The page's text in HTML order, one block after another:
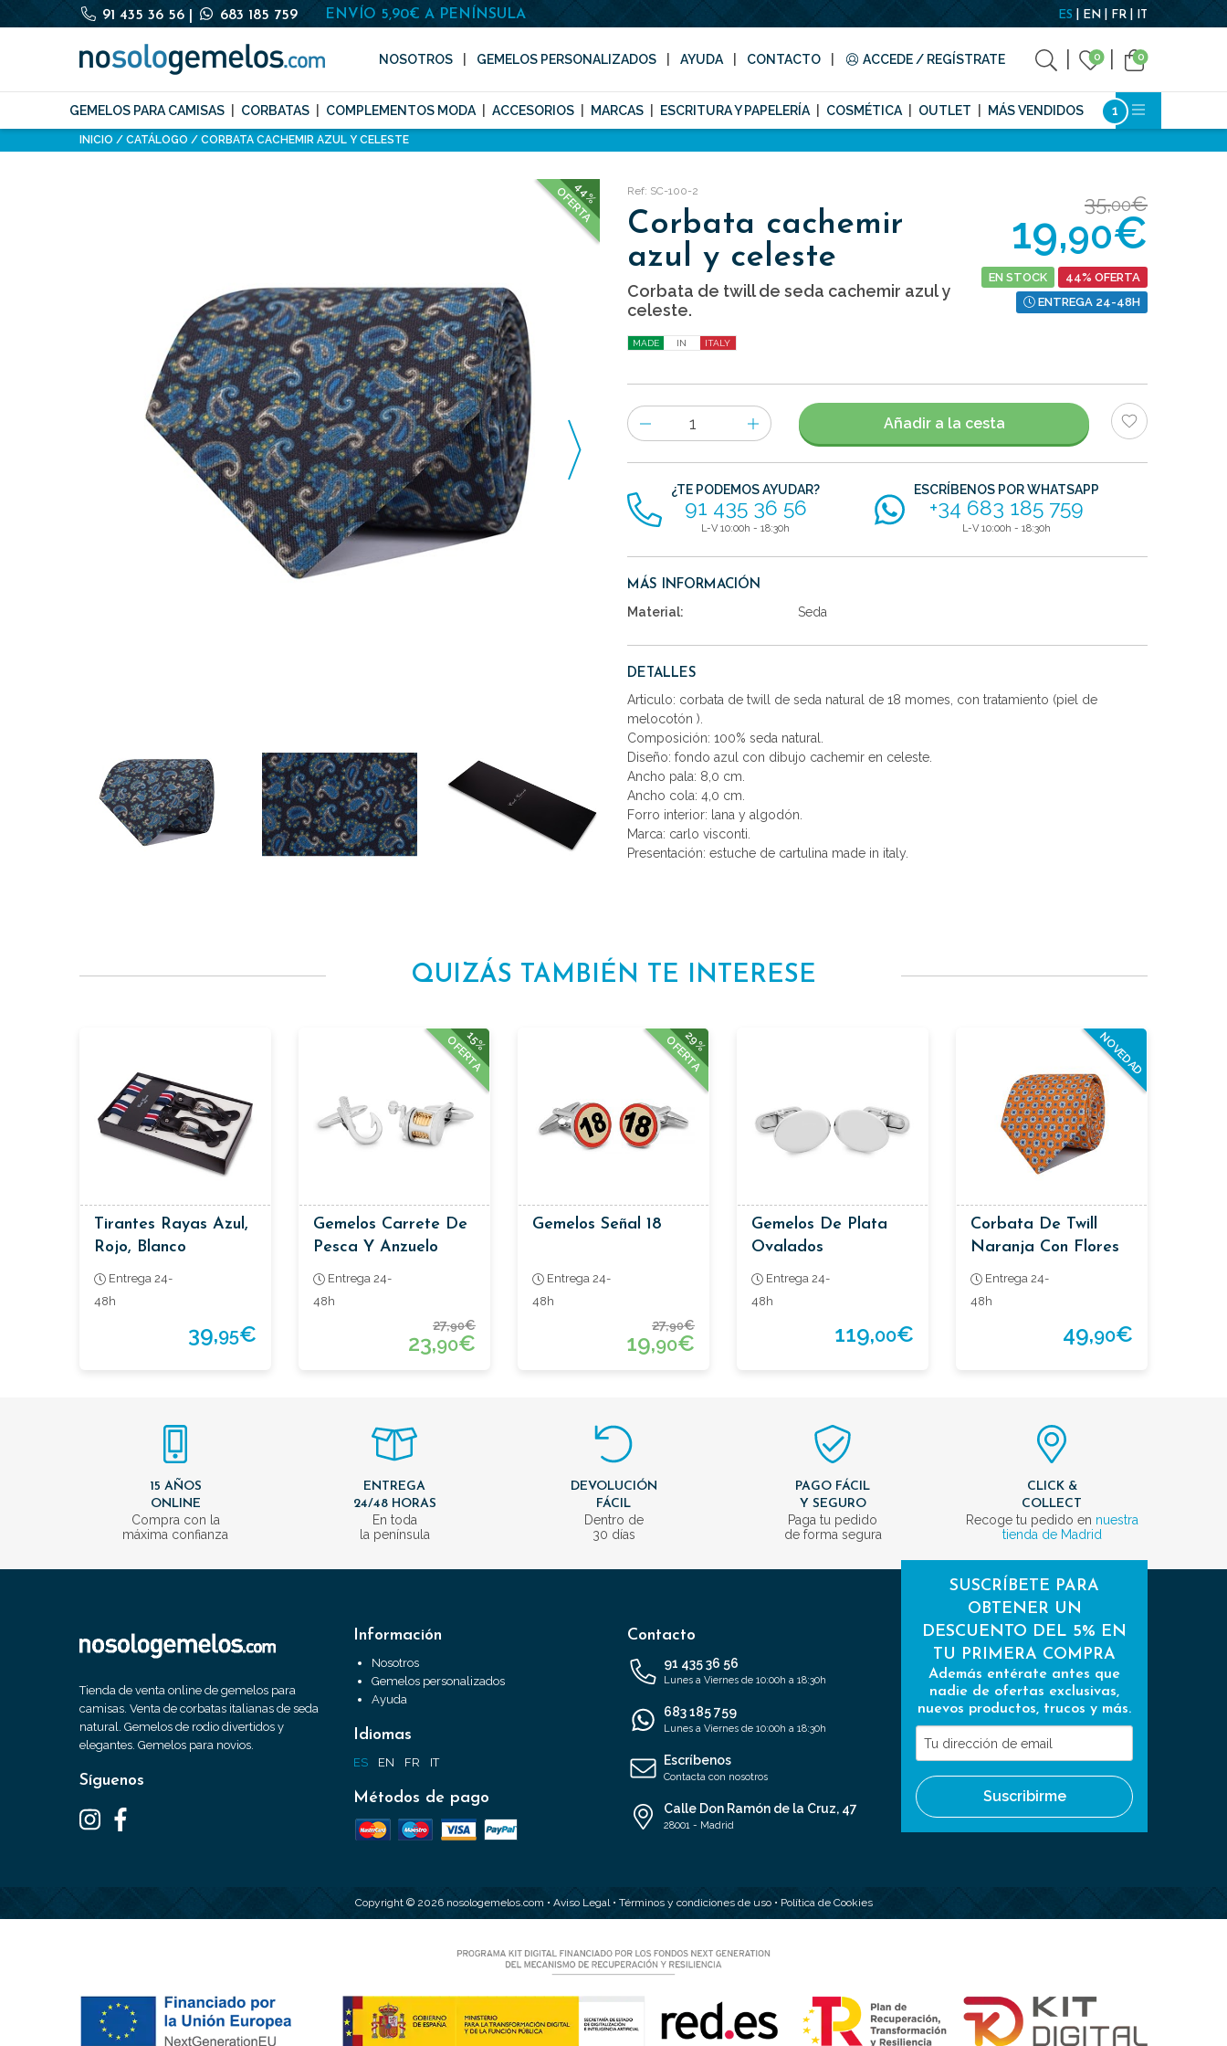
91 435 36 56 683 185 759 ENVÍO 5,90€ A PENÍNSULA ES EN FR IT
NOSOTROS GEMELOS PERSONALIZADOS AYUDA CONTACTO ACCEDE / REGÍSTRATE 0 0
GEMELOS PARA CAMISAS CORBATAS COMPLEMENTOS MODA ACCESORIOS MARCAS ESCRITURA Y PAPELERÍA COSMÉTICA OUTLET MÁS VENDIDOS
INICIO CATÁLOGO CORBATA CACHEMIR AZUL Y CELESTE
44%
OFERTA Ref: SC-100-2
Corbata cachemir
azul y celeste
Corbata de twill de seda cachemir azul y
celeste.
MADE IN ITALY
35,00€
19,90€
EN STOCK
44% OFERTA
ENTREGA 24-48H
Número
de
artículos
Añadir a la cesta
¿TE PODEMOS AYUDAR?
91 435 36 56
L-V 10:00h - 18:30h
ESCRÍBENOS POR WHATSAPP
+34 683 185 759
L-V 10:00h - 18:30h
MÁS INFORMACIÓN
Material: Seda
DETALLES
Articulo: corbata de twill de seda natural de 18 momes, con tratamiento (piel de
melocotón ).
Composición: 100% seda natural.
Diseño: fondo azul con dibujo cachemir en celeste.
Ancho pala: 8,0 cm.
Ancho cola: 4,0 cm.
Forro interior: lana y algodón.
Marca: carlo visconti.
Presentación: estuche de cartulina made in italy.
QUIZÁS TAMBIÉN TE INTERESE
Tirantes Rayas Azul,
Rojo, Blanco
Entrega 24-
48h
39,95€
15%
OFERTA
Gemelos Carrete De
Pesca Y Anzuelo
Entrega 24-
48h
27,90€
23,90€
29%
OFERTA
Gemelos Señal 18
Entrega 24-
48h
27,90€
19,90€
Gemelos De Plata
Ovalados
Entrega 24-
48h
119,00€
NOVEDAD
Corbata De Twill
Naranja Con Flores
Entrega 24-
48h
49,90€
15 AÑOS
ONLINE
Compra con la
máxima confianza
ENTREGA
24/48 HORAS
En toda
la península
DEVOLUCIÓN
FÁCIL
Dentro de
30 días
PAGO FÁCIL
Y SEGURO
Paga tu pedido
de forma segura
CLICK &
COLLECT
Recoge tu pedido en nuestra
tienda de Madrid
Tienda de venta online de gemelos para
camisas. Venta de corbatas italianas de seda
natural. Gemelos de rodio divertidos y
elegantes. Gemelos para novios.
Síguenos
Información
Nosotros
Gemelos personalizados
Ayuda
Idiomas
ES EN FR IT
Métodos de pago
Contacto
91 435 36 56
Lunes a Viernes de 10:00h a 18:30h
683 185 759
Lunes a Viernes de 10:00h a 18:30h
Escríbenos
Contacta con nosotros
Calle Don Ramón de la Cruz, 47
28001 - Madrid
SUSCRÍBETE PARA
OBTENER UN
DESCUENTO DEL 5% EN
TU PRIMERA COMPRA
Además entérate antes que
nadie de ofertas exclusivas,
nuevos productos, trucos y más.
Tu
dirección
de
email
Suscribirme
Copyright © 2026 nosologemelos.com • Aviso Legal • Términos y condiciones de uso• Política de Cookies